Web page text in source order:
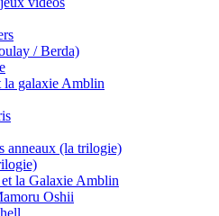
/ Berda)
la galaxie Amblin
anneaux (la trilogie)
la Galaxie Amblin
Oshii